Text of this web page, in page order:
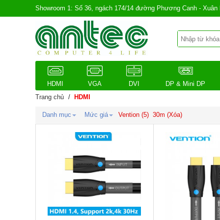
Showroom 1: Số 36, ngách 174/14 đường Phương Canh -
HDMI VGA DVI DP & Mini DP
Trang chủ / HDMI
Danh mục Mức giá Vention (5) 30m (Xóa)